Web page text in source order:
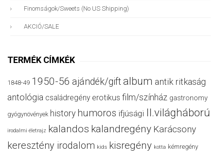
Finomságok/sweets (no US Shipping)
AKCIÓ/SALE
TERMÉK CÍMKÉK
1848-49 1950-56 ajándék/giftalbum antik ritkaság
antológia családregény erotikus film/színház gastronomy
gyógynövények history humoros ifjúsági II.világháború
irodalmi életrajz kalandos kalandregény Karácsony
keresztény irodalom kids kisregény kotta kémregény